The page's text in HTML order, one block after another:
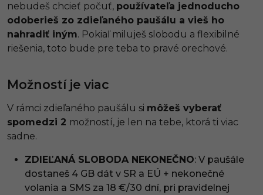
nebudeš chcieť počuť, používateľa jednoducho
odoberieš zo zdieľaného paušálu a vieš ho
nahradiť iným. Pokiaľ miluješ slobodu a flexibilné
riešenia, toto bude pre teba to pravé orechové.
Možností je viac
V rámci zdieľaného paušálu si môžeš vyberať
spomedzi 2 možností, je len na tebe, ktorá ti viac
sadne.
ZDIEĽANÁ SLOBODA NEKONEČNO: V paušále
dostaneš 4 GB dát v SR a EÚ + nekonečné
volania a SMS za 18 €/30 dní, pri pravidelnej